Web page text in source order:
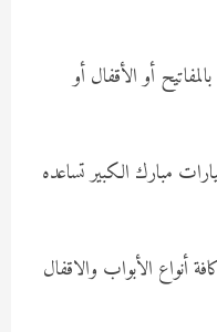
أو الأقفال أو
مبارك الكبير تساعده
أنواع الأبواب والاقفال